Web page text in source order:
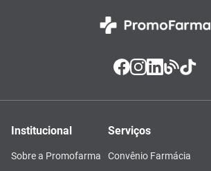
Institucional
Sobre a Promofarma
Serviços
Convênio Farmácia